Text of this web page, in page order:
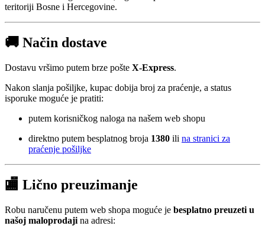
teritoriji Bosne i Hercegovine.
🚚 Način dostave
Dostavu vršimo putem brze pošte X-Express.
Nakon slanja pošiljke, kupac dobija broj za praćenje, a status
isporuke moguće je pratiti:
putem korisničkog naloga na našem web shopu
direktno putem besplatnog broja 1380 ili na stranici za
praćenje pošiljke
🏬 Lično preuzimanje
Robu naručenu putem web shopa moguće je besplatno preuzeti u
našoj maloprodaji na adresi: